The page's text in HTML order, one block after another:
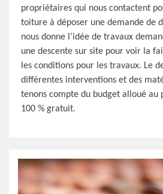
propriétaires qui nous contactent
toiture à déposer une demande de
nous donne l’idée de travaux
une descente sur site pour voir la
les conditions pour les travaux. Le
différentes interventions et des
tenons compte du budget alloué au
100 % gratuit.